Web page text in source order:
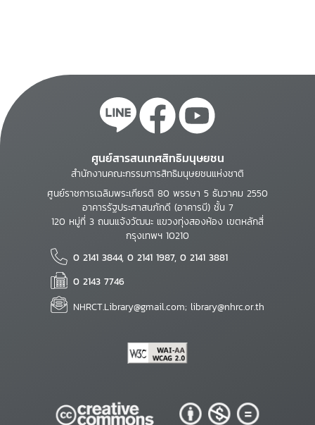
ศูนย์สารสนเทศสิทธิมนุษยชน
สำนักงานคณะกรรมการสิทธิมนุษยชนแห่งชาติ
ศูนย์ราชการเฉลิมพระเกียรติ 80 พรรษา 5 ธันวาคม 2550
อาคารรัฐประศาสนภักดี (อาคารบี) ชั้น 7
120 หมู่ที่ 3 ถนนแจ้งวัฒนะ แขวงทุ่งสองห้อง เขตหลักสี่
กรุงเทพฯ 10210
0 2141 3844, 0 2141 1987, 0 2141 3881
0 2143 7746
NHRCT.Library@gmail.com; library@nhrc.or.th